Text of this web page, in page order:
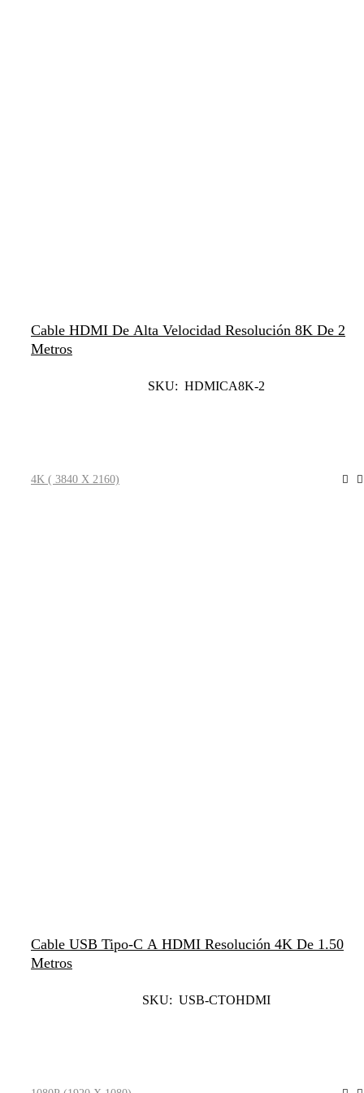
Cable HDMI De Alta Velocidad Resolución 8K De 2
Metros
SKU: HDMICA8K-2
4K ( 3840 X 2160)
Cable USB Tipo-C A HDMI Resolución 4K De 1.50
Metros
SKU: USB-CTOHDMI